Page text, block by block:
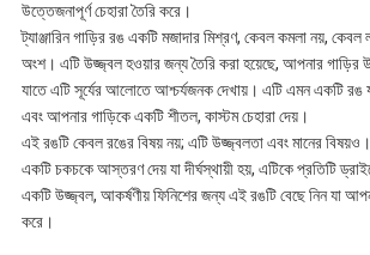
উত্তেজনাপূর্ণ চেহারা তৈরি করে।
ট্যাঞ্জারিন গাড়ির রঙ একটি মজাদার মিশ্রণ, কেবল কমলা নয়, কেবল
অংশ। এটি উজ্জ্বল হওয়ার জন্য তৈরি করা হয়েছে, আপনার
যাতে এটি সূর্যের আলোতে আশ্চর্যজনক দেখায়। এটি এমন একটি রঙ
এবং আপনার গাড়িকে একটি শীতল, কাস্টম চেহারা দেয়।
এই রঙটি কেবল রঙের বিষয় নয়; এটি উজ্জ্বলতা এবং মানের
একটি চকচকে আস্তরণ দেয় যা দীর্ঘস্থায়ী হয়, এটিকে প্রতিটি
একটি উজ্জ্বল, আকর্ষণীয় ফিনিশের জন্য এই রঙটি বেছে নিন যা
করে।